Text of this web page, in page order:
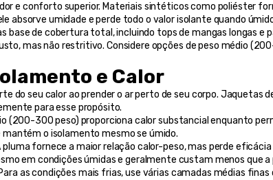
absorve umidade e perde todo o valor isolante quando
base de cobertura total, incluindo tops de mangas longas e
mas não restritivo. Considere opções de peso médio
e Calor
do seu calor ao prender o ar perto de seu corpo. Jaquetas
para esse propósito.
(200-300 peso) proporciona calor substancial enquanto
o isolamento mesmo se úmido.
pluma fornece a maior relação calor-peso, mas perde
em condições úmidas e geralmente custam menos que a
as condições mais frias, use várias camadas médias